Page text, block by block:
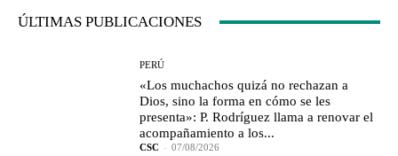
ÚLTIMAS PUBLICACIONES
PERÚ
«Los muchachos quizá no rechazan a
Dios, sino la forma en cómo se les
presenta»: P. Rodríguez llama a renovar el
acompañamiento a los...
CSC - 07/08/2026